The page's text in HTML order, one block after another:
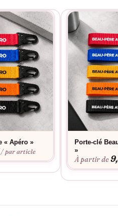
« Apéro »
/ par article
Porte-clé
»
À partir de